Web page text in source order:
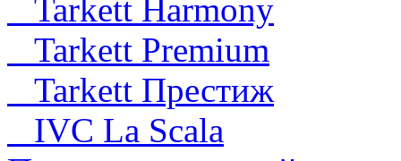
Tarkett Harmony
Tarkett Premium
Tarkett Престиж
IVC La Scala